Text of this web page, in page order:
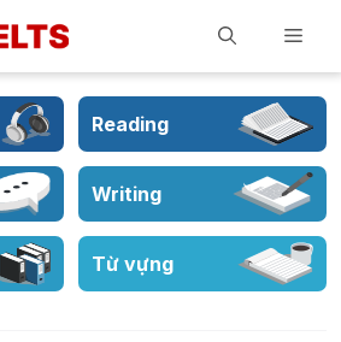
Reading
Writing
Từ vựng